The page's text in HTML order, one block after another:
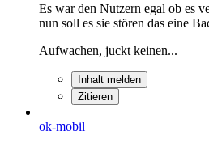
Es war den Nutzern egal ob es
nun soll es sie stören das eine
Aufwachen, juckt keinen...
Inhalt melden
Zitieren
ok-mobil